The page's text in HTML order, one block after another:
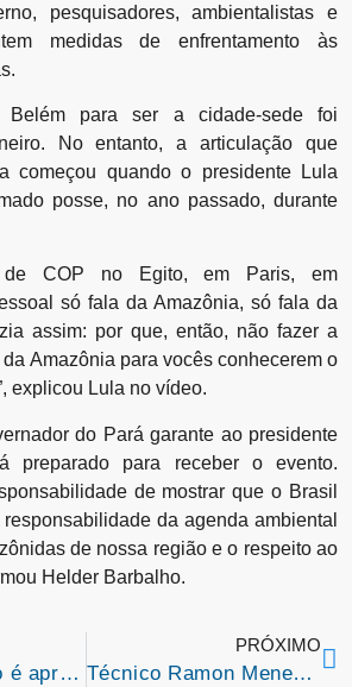
pesquisadores, ambientalistas e
medidas de enfrentamento às
Belém para ser a cidade-sede foi
No entanto, a articulação que
começou quando o presidente Lula
posse, no ano passado, durante
de COP no Egito, em Paris, em
só fala da Amazônia, só fala da
assim: por que, então, não fazer a
Amazônia para vocês conhecerem o
explicou Lula no vídeo.
do Pará garante ao presidente
preparado para receber o evento.
de mostrar que o Brasil
da agenda ambiental
de nossa região e o respeito ao
Helder Barbalho.
Veículo roubado é apreendido na BR-135
PRÓXIMO
Técnico Ramon Menezes convoca a Seleção Brasileira para amistosos em junho